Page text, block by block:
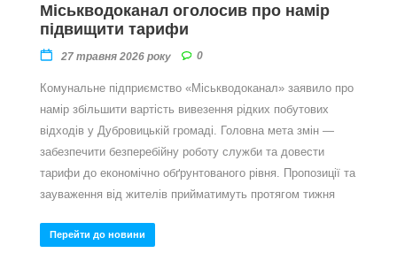
Міськводоканал оголосив про намір
підвищити тарифи
27 травня 2026 року 0
Комунальне підприємство «Міськводоканал» заявило про
намір збільшити вартість вивезення рідких побутових
відходів у Дубровицькій громаді. Головна мета змін —
забезпечити безперебійну роботу служби та довести
тарифи до економічно обґрунтованого рівня. Пропозиції та
зауваження від жителів прийматимуть протягом тижня
Перейти до новини